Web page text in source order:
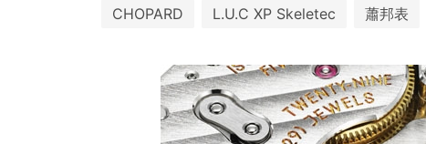
CHOPARD L.U.C XP Skeletec 蕭邦表